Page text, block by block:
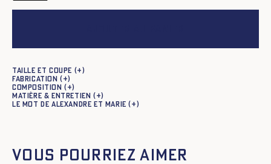
Taille et coupe
Fabrication
Composition
Matière & entretien
Le mot de Alexandre et Marie
Vous pourriez aimer